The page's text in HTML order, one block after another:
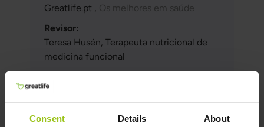
Consent Details About
Greatlife.pt , Os melhores em saúde
Revisor:
Teresa Husén, Terapeuta nutricional de
medicina funcional
16 Junho 2026